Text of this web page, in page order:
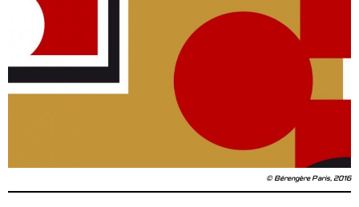
© Bérengère Paris, 2016